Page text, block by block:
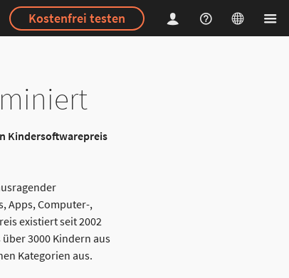
Kostenfrei testen
Kindersoftwarepreis
Apps, Computer-,
existiert seit 2002
3000 Kindern aus
Kategorien aus.